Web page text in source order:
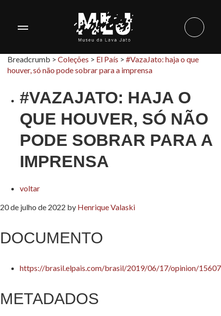
Breadcrumb > Coleções > El País > #VazaJato: haja o que
houver, só não pode sobrar para a imprensa
#VAZAJATO: HAJA O
QUE HOUVER, SÓ NÃO
PODE SOBRAR PARA A
IMPRENSA
voltar
20 de julho de 2022 by Henrique Valaski
DOCUMENTO
https://brasil.elpais.com/brasil/2019/06/17/opinion/
METADADOS